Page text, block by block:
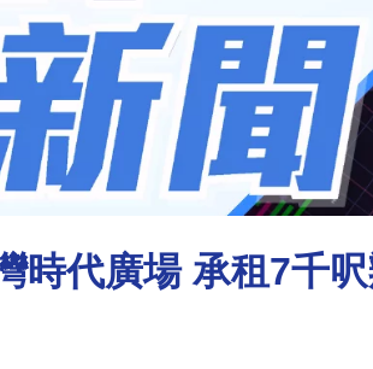
時代廣場 承租7千